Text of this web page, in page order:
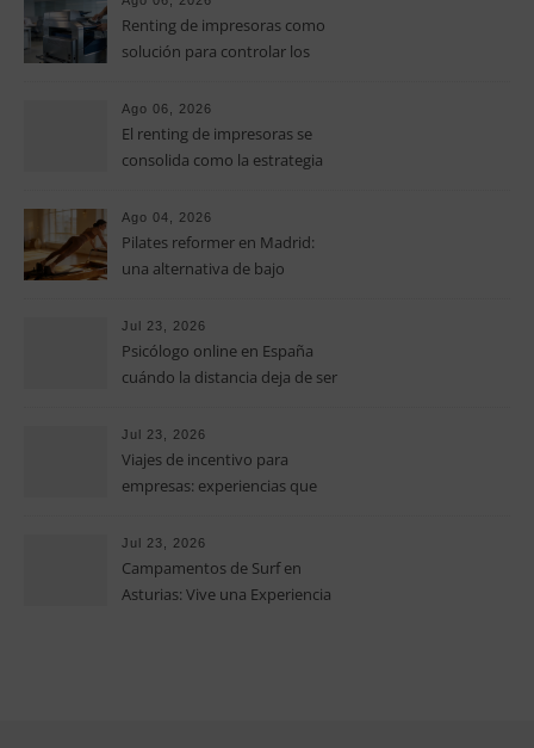
Renting de impresoras como
solución para controlar los
pymes
Ago 06, 2026
El renting de impresoras se
consolida como la estrategia
operativos en las pequeñas y
medianas empresas
Ago 04, 2026
Pilates reformer en Madrid:
una alternativa de bajo
fuerza y movilidad
Jul 23, 2026
Psicólogo online en España
cuándo la distancia deja de ser
terapia
Jul 23, 2026
Viajes de incentivo para
empresas: experiencias que
la oficina
Jul 23, 2026
Campamentos de Surf en
Asturias: Vive una Experiencia